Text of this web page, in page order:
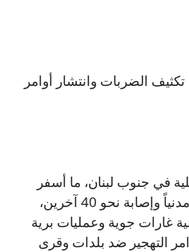
تكثيف الضربات وانتشار أوامر
في جنوب لبنان، ما أسفر
عن مقتل ما لا يقل عن 31 مدنياً وإصابة نحو 40 آخرين،
غارات جوية وعمليات برية
التهجير ضد بلدات وقرى